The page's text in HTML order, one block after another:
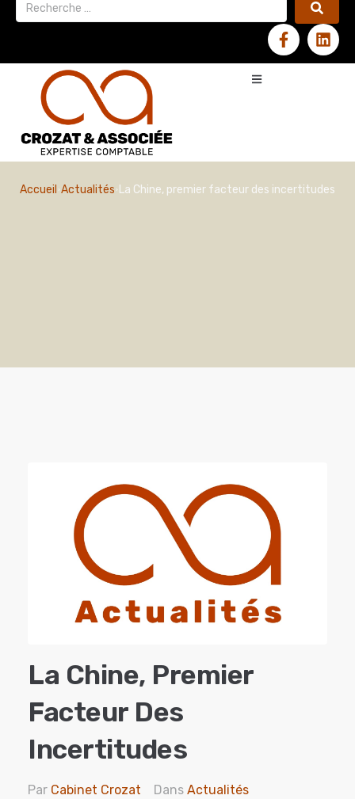
Accueil Actualités La Chine, premier facteur des incertitudes
La Chine, Premier
Facteur Des
Incertitudes
Par Cabinet Crozat Dans Actualités